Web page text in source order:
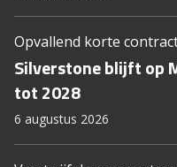
Opvallend korte
Silverstone blijft op
tot 2028
6 augustus 2026